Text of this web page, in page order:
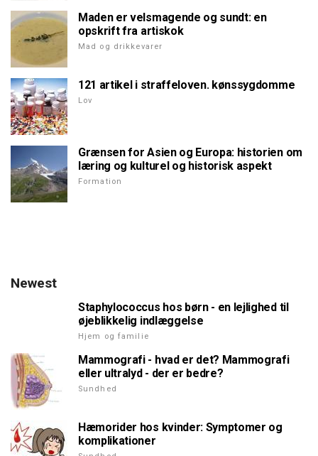
Maden er velsmagende og sundt: en
opskrift fra artiskok
Mad og drikkevarer
121 artikel i straffeloven. kønssygdomme
Lov
Grænsen for Asien og Europa: historien om
læring og kulturel og historisk aspekt
Formation
Newest
Staphylococcus hos børn - en lejlighed til
øjeblikkelig indlæggelse
Hjem og familie
Mammografi - hvad er det? Mammografi
eller ultralyd - der er bedre?
Sundhed
Hæmorider hos kvinder: Symptomer og
komplikationer